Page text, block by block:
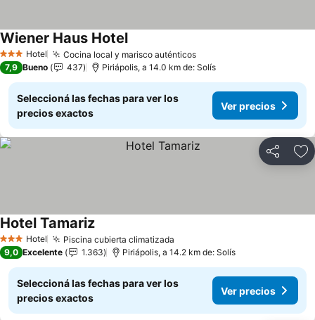
3 Estrellas
Hotel Cocina local y marisco auténticos
Wiener Haus Hotel
7,9 Bueno 437 Piriápolis, a 14.0 km de: Solís
Seleccioná las fechas para ver los
precios exactos
Ver precios
Compartir
3 Estrellas
Hotel Piscina cubierta climatizada
Hotel Tamariz
9,0 Excelente 1.363 Piriápolis, a 14.2 km de: Solís
Seleccioná las fechas para ver los
precios exactos
Ver precios